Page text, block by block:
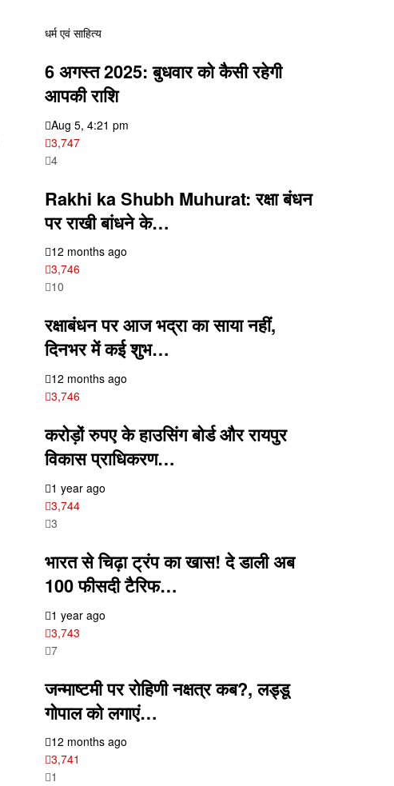
धर्म एवं साहित्य
6 अगस्त 2025: बुधवार को कैसी रहेगी
आपकी राशि
Aug 5, 4:21 pm
3,747
4
Rakhi ka Shubh Muhurat: रक्षा बंधन
पर राखी बांधने के…
12 months ago
3,746
10
रक्षाबंधन पर आज भद्रा का साया नहीं,
दिनभर में कई शुभ…
12 months ago
3,746
करोड़ों रुपए के हाउसिंग बोर्ड और रायपुर
विकास प्राधिकरण…
1 year ago
3,744
3
भारत से चिढ़ा ट्रंप का खास! दे डाली अब
100 फीसदी टैरिफ…
1 year ago
3,743
7
जन्माष्टमी पर रोहिणी नक्षत्र कब?, लड्डू
गोपाल को लगाएं…
12 months ago
3,741
1